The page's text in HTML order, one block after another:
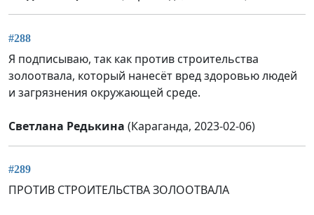
#288
Я подписываю, так как против строительства
золоотвала, который нанесёт вред здоровью людей
и загрязнения окружающей среде.
Светлана Редькина (Караганда, 2023-02-06)
#289
ПРОТИВ СТРОИТЕЛЬСТВА ЗОЛООТВАЛА